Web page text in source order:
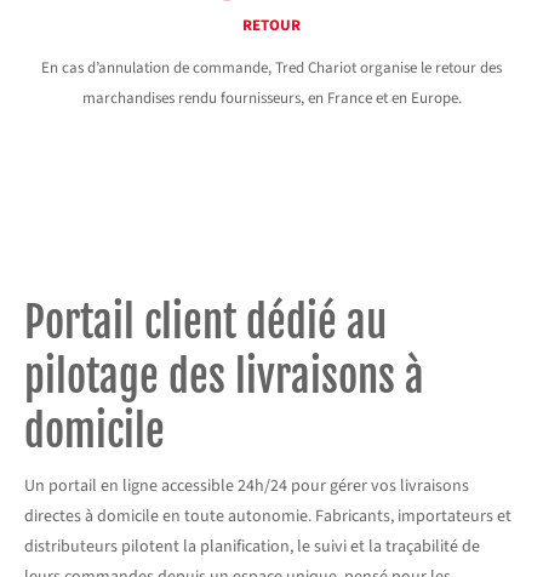
RETOUR
En cas d’annulation de commande, Tred Chariot organise le retour des
marchandises rendu fournisseurs, en France et en Europe.
Portail client dédié au
pilotage des livraisons à
domicile
Un portail en ligne accessible 24h/24 pour gérer vos livraisons
directes à domicile en toute autonomie. Fabricants, importateurs et
distributeurs pilotent la planification, le suivi et la traçabilité de